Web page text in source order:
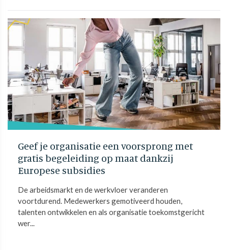
Geef je organisatie een voorsprong met
gratis begeleiding op maat dankzij
Europese subsidies
De arbeidsmarkt en de werkvloer veranderen
voortdurend. Medewerkers gemotiveerd houden,
talenten ontwikkelen en als organisatie toekomstgericht
wer...